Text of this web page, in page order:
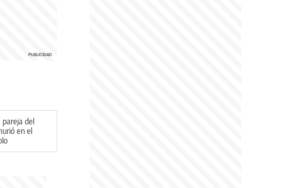
pareja del
en el